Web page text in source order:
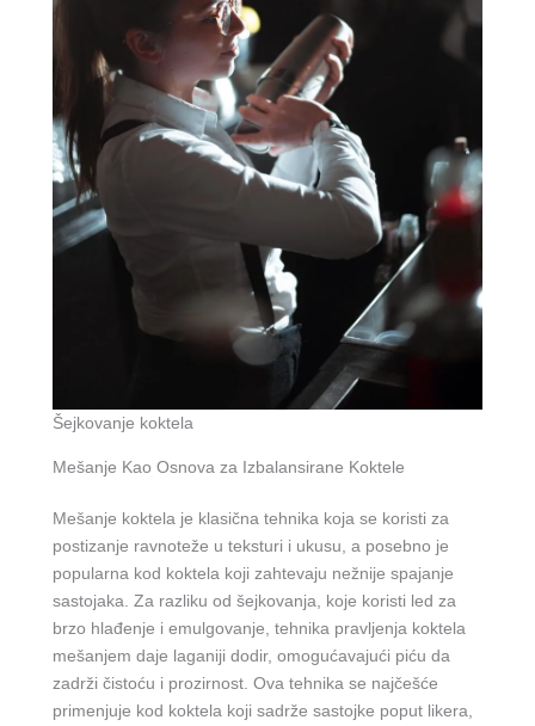
Šejkovanje koktela
Mešanje Kao Osnova za Izbalansirane Koktele
Mešanje koktela je klasična tehnika koja se koristi za
postizanje ravnoteže u teksturi i ukusu, a posebno je
popularna kod koktela koji zahtevaju nežnije spajanje
sastojaka. Za razliku od šejkovanja, koje koristi led za
brzo hlađenje i emulgovanje, tehnika pravljenja koktela
mešanjem daje laganiji dodir, omogućavajući piću da
zadrži čistoću i prozirnost. Ova tehnika se najčešće
primenjuje kod koktela koji sadrže sastojke poput likera,